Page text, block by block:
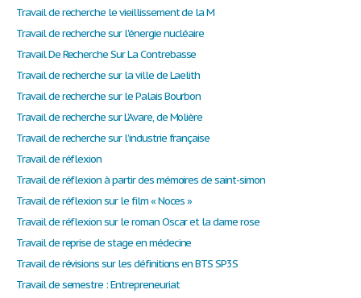
Travail de recherche le vieillissement de la M
Travail de recherche sur l'énergie nucléaire
Travail De Recherche Sur La Contrebasse
Travail de recherche sur la ville de Laelith
Travail de recherche sur le Palais Bourbon
Travail de recherche sur L’Avare, de Molière
Travail de recherche sur l’industrie française
Travail de réflexion
Travail de réflexion à partir des mémoires de saint-simon
Travail de réflexion sur le film « Noces »
Travail de réflexion sur le roman Oscar et la dame rose
Travail de reprise de stage en médecine
Travail de révisions sur les définitions en BTS SP3S
Travail de semestre : Entrepreneuriat